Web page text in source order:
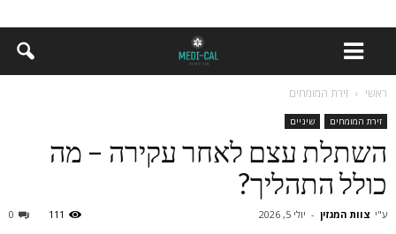
ראשי זירת המומחים
זירת המומחים שיניים
השתלת עצם לאחר עקירה – מה
כולל התהליך?
ע"י צוות המגזין - יולי 5, 2026 0 111